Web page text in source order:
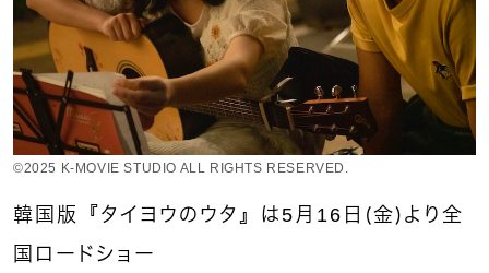
©︎2025 K-MOVIE STUDIO ALL RIGHTS RESERVED.
韓国版『タイヨウのウタ』は5月16日（金）より全
国ロードショー